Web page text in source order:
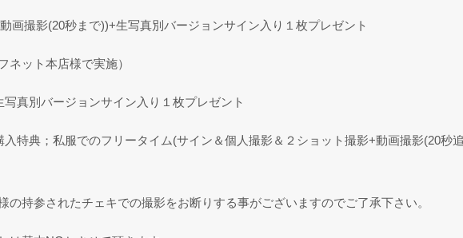
画撮影(20秒まで))+生写真別バージョンサイン入り１枚プレゼント
ネット本店様で実施）
真別バージョンサイン入り１枚プレゼント
入特典；私服でのフリータイム(サイン＆個人撮影＆２ショット撮影+動画撮影(20秒
の持参されたチェキでの撮影をお断りする事がございますのでご了承下さい。